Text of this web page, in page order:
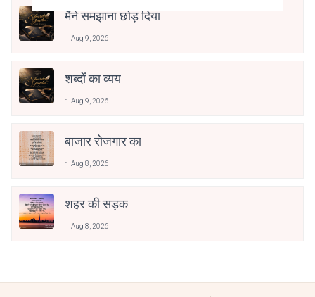
मैंने समझाना छोड़ दिया
Aug 9, 2026
शब्दों का व्यय
Aug 9, 2026
बाजार रोजगार का
Aug 8, 2026
शहर की सड़क
Aug 8, 2026